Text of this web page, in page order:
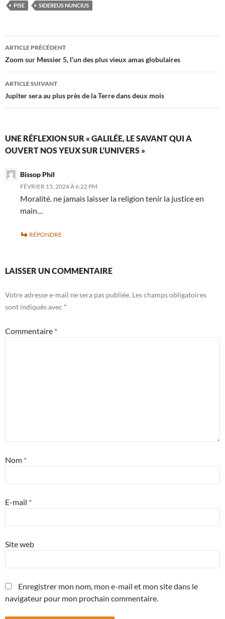
PISE
SIDEREUS NUNCIUS
Navigation
des
articles
ARTICLE PRÉCÉDENT
Zoom sur Messier 5, l’un des plus vieux amas globulaires
ARTICLE SUIVANT
Jupiter sera au plus près de la Terre dans deux mois
UNE RÉFLEXION SUR « GALILÉE, LE SAVANT QUI A
OUVERT NOS YEUX SUR L’UNIVERS »
Bissop Phil
FÉVRIER 15, 2024 À 6:22 PM
Moralité. ne jamais laisser la religion tenir la justice en
main…
RÉPONDRE
LAISSER UN COMMENTAIRE
Votre adresse e-mail ne sera pas publiée. Les champs obligatoires
sont indiqués avec *
Commentaire *
Nom *
E-mail *
Site web
Enregistrer mon nom, mon e-mail et mon site dans le
navigateur pour mon prochain commentaire.